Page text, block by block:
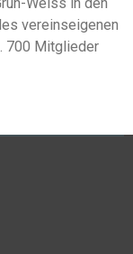
vereinseigenen
700 Mitglieder